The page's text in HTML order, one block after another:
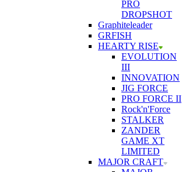
PRO
DROPSHOT
Graphiteleader
GRFISH
HEARTY RISE
EVOLUTION
III
INNOVATION
JIG FORCE
PRO FORCE II
Rock'n'Force
STALKER
ZANDER
GAME XT
LIMITED
MAJOR CRAFT